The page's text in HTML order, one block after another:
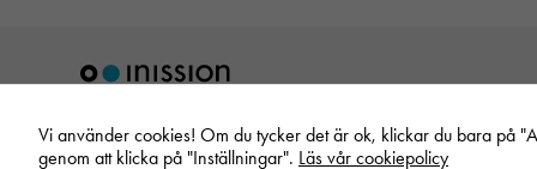
Vi använder cookies! Om du tycker det är ok, klickar du bara på
genom att klicka på "Inställningar". Läs vår cookiepolicy